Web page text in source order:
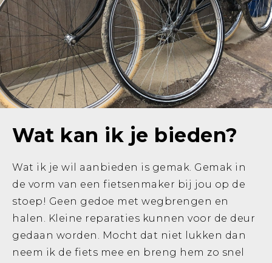
Home
Over Bas
Aanbod
Wat kan ik je bieden?
Wat ik je wil aanbieden is gemak. Gemak in
de vorm van een fietsenmaker bij jou op de
stoep! Geen gedoe met wegbrengen en
halen. Kleine reparaties kunnen voor de deur
gedaan worden. Mocht dat niet lukken dan
neem ik de fiets mee en breng hem zo snel